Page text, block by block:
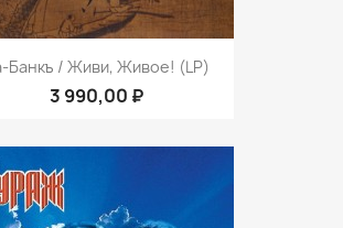
Банкъ / Живи, Живое! (LP)
3 990,00 ₽